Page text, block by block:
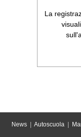
La
News| Autoscuola|